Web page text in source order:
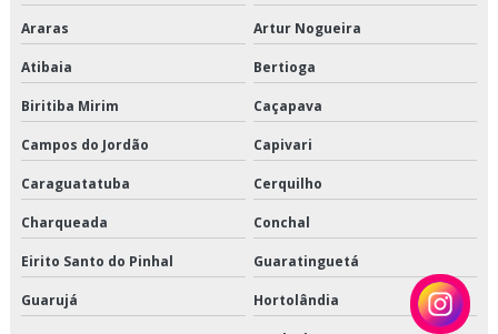
Serviço de transporte produtos congelados
Serviço de transporte produtos refrigerados
Terceirização de armazenagem de produtos perecíveis
Terceirização de armazenagem para alimentos climatizados
Terceirização de armazenagem para alimentos congelados
Terceirização de armazenagem para alimentos refrigerados
Araras Artur Nogueira
Atibaia Bertioga
Biritiba Mirim Caçapava
Campos do Jordão Capivari
Caraguatatuba Cerquilho
Charqueada Conchal
Eirito Santo do Pinhal Guaratinguetá
Guarujá Hortolândia